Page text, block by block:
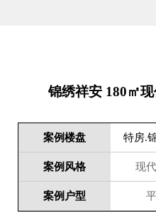
锦绣祥安 180㎡
案例楼盘 特房.
案例风格 现
案例户型